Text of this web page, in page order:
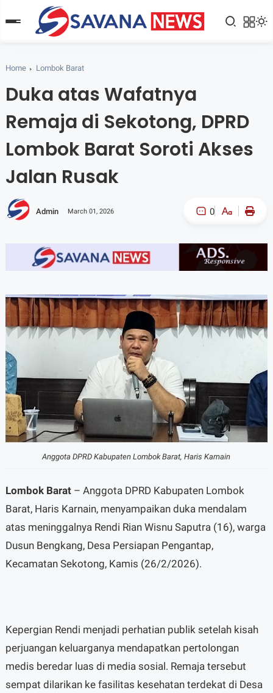
Home Lombok Barat
Duka atas Wafatnya
Remaja di Sekotong, DPRD
Lombok Barat Soroti Akses
Jalan Rusak
Admin March 01, 2026 0
A- A+
Anggota DPRD Kabupaten Lombok Barat, Haris Karnain
Lombok Barat– Anggota DPRD Kabupaten Lombok
Barat, Haris Karnain, menyampaikan duka mendalam
atas meninggalnya Rendi Rian Wisnu Saputra (16), warga
Dusun Bengkang, Desa Persiapan Pengantap,
Kecamatan Sekotong, Kamis (26/2/2026).
Kepergian Rendi menjadi perhatian publik setelah kisah
perjuangan keluarganya mendapatkan pertolongan
medis beredar luas di media sosial. Remaja tersebut
sempat dilarikan ke fasilitas kesehatan terdekat di Desa